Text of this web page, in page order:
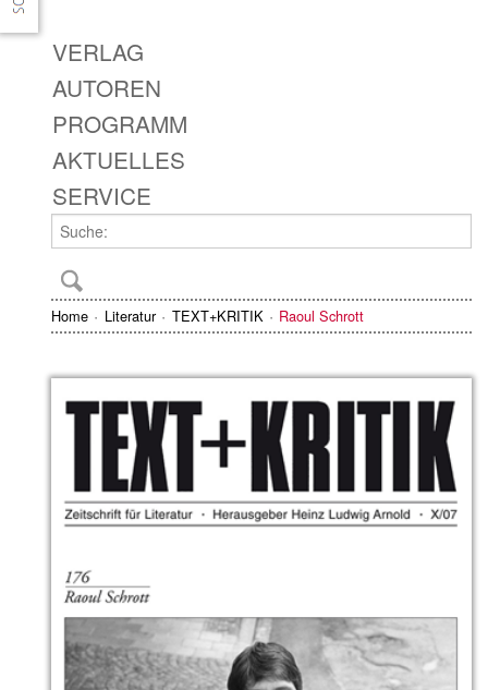
VERLAG
AUTOREN
PROGRAMM
AKTUELLES
SERVICE
Home Literatur TEXT+KRITIK Raoul Schrott